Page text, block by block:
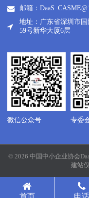
邮箱：
地址：广东省深圳市
59号新华大厦6层
微信公众号 专委
© 2026 中国中小企业协会
建站
首页 电话